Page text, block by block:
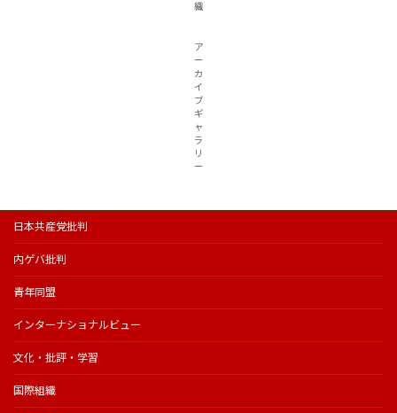
織
ア
ー
カ
イ
ブ
ギ
ャ
ラ
リ
ー
日本共産党批判
内ゲバ批判
青年同盟
インターナショナルビュー
文化・批評・学習
国際組織